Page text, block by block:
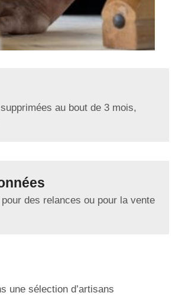
au bout de 3 mois,
des relances ou pour la vente
une sélection d’artisans